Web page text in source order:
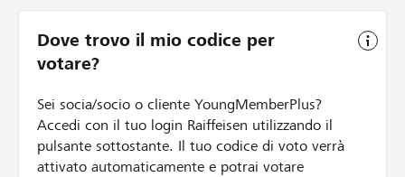
machen.
Dove trovo il mio codice per
votare?
Sei socia/socio o cliente YoungMemberPlus?
Accedi con il tuo login Raiffeisen utilizzando il
pulsante sottostante. Il tuo codice di voto verrà
attivato automaticamente e potrai votare